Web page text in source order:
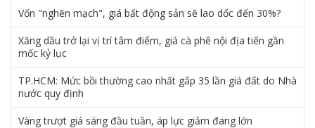
Vốn "nghẽn mạch", giá bất động sản sẽ lao dốc đến 30%?
Xăng dầu trở lại vị trí tâm điểm, giá cà phê nội địa tiến gần
mốc kỷ lục
TP.HCM: Mức bồi thường cao nhất gấp 35 lần giá đất do Nhà
nước quy định
Vàng trượt giá sáng đầu tuần, áp lực giảm đang lớn